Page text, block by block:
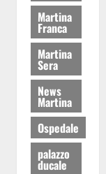
Martina
Franca
Martina
Sera
News
Martina
Ospedale
palazzo
ducale